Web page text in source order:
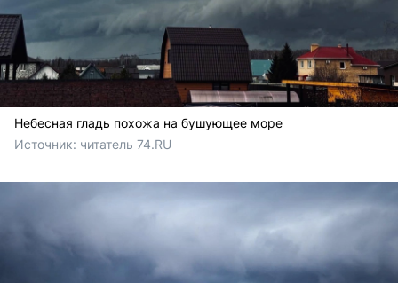
Небесная гладь похожа на бушующее море
Источник: читатель 74.RU